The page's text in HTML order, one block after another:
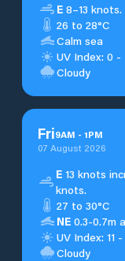
E 8–13
26 to 28°C
Calm sea
UV Index: 0 -
Cloudy
Fri9AM - 1PM
07 August 2026
E13 knots
knots.
27 to 30°C
NE 0.3-0.7m
UV Index: 11
Cloudy